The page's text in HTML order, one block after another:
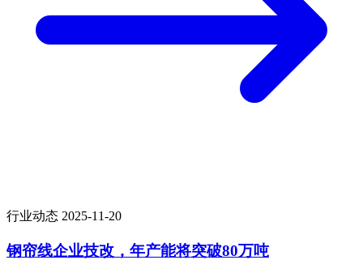
行业动态 2025-11-20
钢帘线企业技改，年产能将突破80万吨